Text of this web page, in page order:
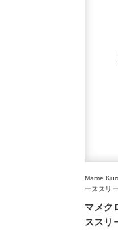
Mame
ーススリ
マメク
ススリ